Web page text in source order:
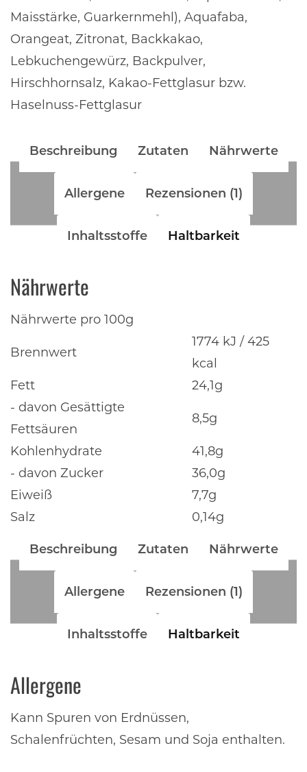
Maisstärke, Guarkernmehl), Aquafaba,
Orangeat, Zitronat, Backkakao,
Lebkuchengewürz, Backpulver,
Hirschhornsalz, Kakao-Fettglasur bzw.
Haselnuss-Fettglasur
Beschreibung Zutaten Nährwerte
Allergene Rezensionen (1)
Inhaltsstoffe Haltbarkeit
Nährwerte
Nährwerte pro 100g
Brennwert
1774 kJ / 425
kcal
Fett
24,1g
- davon Gesättigte
Fettsäuren
8,5g
Kohlenhydrate
41,8g
- davon Zucker
36,0g
Eiweiß
7,7g
Salz
0,14g
Beschreibung Zutaten Nährwerte
Allergene Rezensionen (1)
Inhaltsstoffe Haltbarkeit
Allergene
Kann Spuren von Erdnüssen,
Schalenfrüchten, Sesam und Soja enthalten.